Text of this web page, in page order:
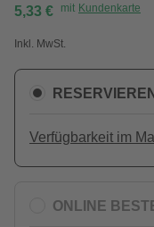
5,33 € mit Kundenkarte
Inkl. MwSt.
Verfügbarkeit im
ONLINE